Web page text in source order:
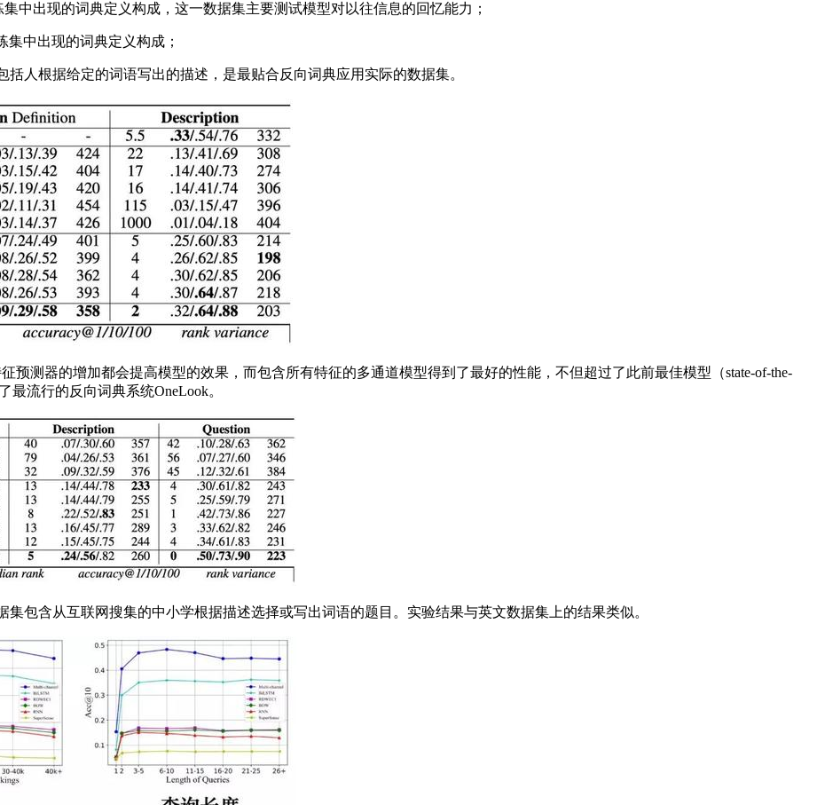
出现的词典定义构成，这一数据集主要测试模型对以往信息的回忆能力；
中出现的词典定义构成；
人根据给定的词语写出的描述，是最贴合反向词典应用实际的数据集。
测器的增加都会提高模型的效果，而包含所有特征的多通道模型得到了最好的性能，不但超过了此前最佳模型（state-of-the-
最流行的反向词典系统OneLook。
包含从互联网搜集的中小学根据描述选择或写出词语的题目。实验结果与英文数据集上的结果类似。